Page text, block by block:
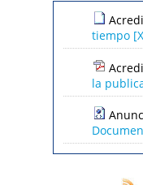
tiempo
la